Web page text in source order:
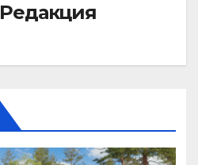
Редакция